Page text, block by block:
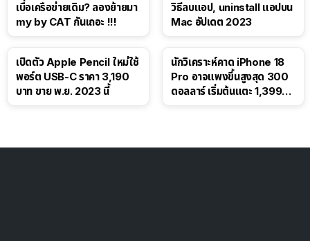
เบื่อเครือข่ายเดิม? ลองย้ายมา
my by CAT กันเถอะ !!!
วิธีลบแอป, uninstall แอปบน
Mac อัปเดต 2023
เปิดตัว Apple Pencil ใหม่ใช้
พอร์ต USB-C ราคา 3,190
บาท ขาย พ.ย. 2023 นี้
นักวิเคราะห์คาด iPhone 18
Pro อาจแพงขึ้นสูงสุด 300
ดอลลาร์ เริ่มต้นแตะ 1,399